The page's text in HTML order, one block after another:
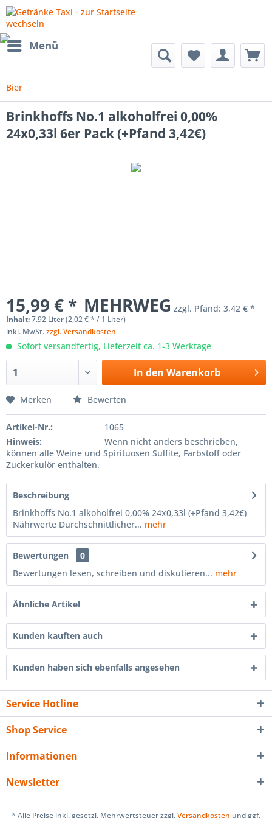
Menü
Bier
Brinkhoffs No.1 alkoholfrei 0,00%
24x0,33l 6er Pack (+Pfand 3,42€)
15,99 € * MEHRWEG zzgl. Pfand: 3,42 € *
Inhalt:7.92 Liter (2,02 € * / 1 Liter)
inkl. MwSt.zzgl. Versandkosten
Sofort versandfertig, Lieferzeit ca. 1-3 Werktage
In den Warenkorb
Merken Bewerten
Artikel-Nr.:
1065
Hinweis:
Wenn nicht anders beschrieben,
können alle Weine und Spirituosen Sulfite, Farbstoff oder
Zuckerkulör enthalten.
Beschreibung
Brinkhoffs No.1 alkoholfrei 0,00% 24x0,33l (+Pfand 3,42€)
Nährwerte Durchschnittlicher... mehr
Bewertungen
0
Bewertungen lesen, schreiben und diskutieren... mehr
Ähnliche Artikel
Kunden kauften auch
Kunden haben sich ebenfalls angesehen
Service Hotline
Shop Service
Informationen
Newsletter
* Alle Preise inkl. gesetzl. Mehrwertsteuer zzgl.Versandkosten und ggf.